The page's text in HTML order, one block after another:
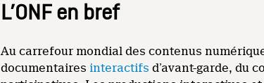
L’ONF en bref
Au carrefour mondial des contenus
documentaires interactifs d’avant-garde, du